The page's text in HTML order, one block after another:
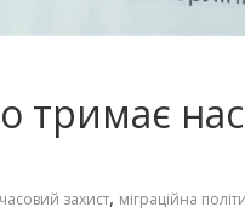
тримає нас
захист, міграційна